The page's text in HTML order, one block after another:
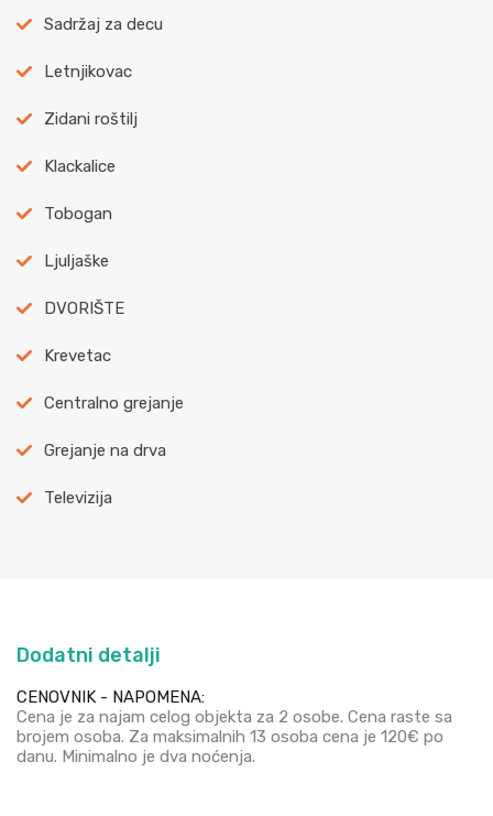
Sadržaj za decu
Letnjikovac
Zidani roštilj
Klackalice
Tobogan
Ljuljaške
DVORIŠTE
Krevetac
Centralno grejanje
Grejanje na drva
Televizija
Dodatni detalji
CENOVNIK - NAPOMENA:
Cena je za najam celog objekta za 2 osobe. Cena raste sa
brojem osoba. Za maksimalnih 13 osoba cena je 120€ po
danu. Minimalno je dva noćenja.